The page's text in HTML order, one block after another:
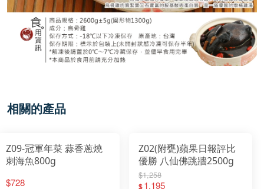
相關的產品
Z09-冠軍年菜 蒜香蔥燒
刺海魚800g
$728
Z02(附甕)蘋果日報評比
優勝 八仙佛跳牆2500g
$1,258
$1,195